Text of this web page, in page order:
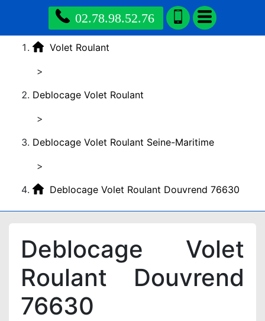
02.78.98.52.76
Volet Roulant
>
Deblocage Volet Roulant
>
Deblocage Volet Roulant Seine-Maritime
>
Deblocage Volet Roulant Douvrend 76630
Deblocage Volet
Roulant Douvrend
76630